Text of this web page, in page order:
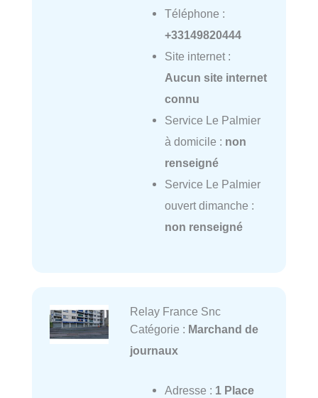
Téléphone :
+33149820444
Site internet :
Aucun site internet
connu
Service Le Palmier
à domicile : non
renseigné
Service Le Palmier
ouvert dimanche :
non renseigné
Relay France Snc
Catégorie : Marchand de
journaux
Adresse : 1 Place